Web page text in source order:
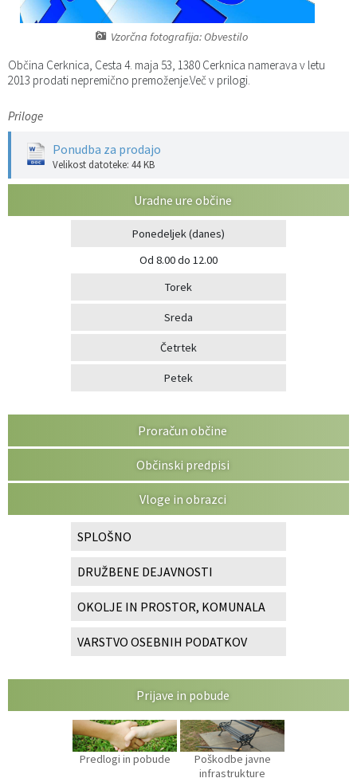
Vzorčna fotografija: Obvestilo
Občina Cerknica, Cesta 4. maja 53, 1380 Cerknica namerava v letu
2013 prodati nepremično premoženje.Več v prilogi.
Priloge
Ponudba za prodajo
Velikost datoteke: 44 KB
Uradne ure občine
Ponedeljek(danes)
Od 8.00 do 12.00
Torek
Sreda
Četrtek
Petek
Proračun občine
Občinski predpisi
Vloge in obrazci
SPLOŠNO
DRUŽBENE DEJAVNOSTI
OKOLJE IN PROSTOR, KOMUNALA
VARSTVO OSEBNIH PODATKOV
Prijave in pobude
Predlogi in pobude
Poškodbe javne
infrastrukture
Katalog informacij javnega značaja
Vizitka občine
Predsedniki političnih strank
Svet za preventivo in vzgojo v cestnem prometu
Služba za okolje in prostor
Služba za stanovanjsko dejavnost
Služba za družbene dejavnosti
Služba za gospodarstvo, turizem in kmetijstvo
Služba za krajevne skupnosti
Občinski predpisi
Strategije in koncepti